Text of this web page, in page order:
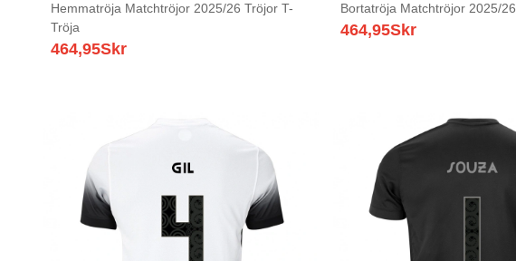
Hemmatröja Matchtröjor 2025/26 Tröjor T-
Tröja
464,95Skr
Bortatröja Matchtröjor 2025/
464,95Skr